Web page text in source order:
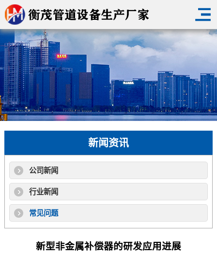
新闻资讯
公司新闻
行业新闻
常见问题
新型非金属补偿器的研发应用进展